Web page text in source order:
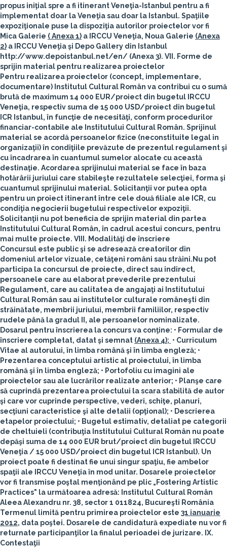
propus iniţial spre a fi itinerant Veneţia-Istanbul pentru a fi
implementat doar la Veneţia sau doar la Istanbul. Spaţiile
expoziţionale puse la dispoziţia autorilor proiectelor vor fi
Mica Galerie ( Anexa 1) a IRCCU Veneţia, Noua Galerie (Anexa
2) a IRCCU Veneţia şi Depo Gallery din Istanbul
http://www.depoistanbul.net/en/ (Anexa 3). VII. Forme de
sprijin material pentru realizarea proiectelor
Pentru realizarea proiectelor (concept, implementare,
documentare) Institutul Cultural Român va contribui cu o sumă
brută de maximum 14 000 EUR/proiect din bugetul IRCCU
Veneţia, respectiv suma de 15 000 USD/proiect din bugetul
ICR Istanbul, în funcţie de necesităţi, conform procedurilor
financiar-contabile ale Institutului Cultural Român. Sprijinul
material se acordă persoanelor fizice (neconstituite legal in
organizaţii) în condiţiile prevăzute de prezentul regulament şi
cu încadrarea în cuantumul sumelor alocate cu această
destinaţie. Acordarea sprijinului material se face în baza
hotărârii juriului care stabileşte rezultatele selecţiei, forma şi
cuantumul sprijinului material. Solicitanţii vor putea opta
pentru un proiect itinerant între cele două filiale ale ICR, cu
condiţia negocierii bugetului respectivelor expoziţii.
Solicitanţii nu pot beneficia de sprijin material din partea
Institutului Cultural Român, în cadrul acestui concurs, pentru
mai multe proiecte. VIII. Modalităţi de înscriere
Concursul este public şi se adresează creatorilor din
domeniul artelor vizuale, cetăţeni români sau străini.Nu pot
participa la concursul de proiecte, direct sau indirect,
persoanele care au elaborat prevederile prezentului
Regulament, care au calitatea de angajaţi ai Institutului
Cultural Român sau ai institutelor culturale româneşti din
străinătate, membrii juriului, membrii familiilor, respectiv
rudele până la gradul II, ale persoanelor nominalizate.
Dosarul pentru înscrierea la concurs va conţine: • Formular de
înscriere completat, datat şi semnat (Anexa 4); • Curriculum
Vitae al autorului, în limba română şi în limba engleză; •
Prezentarea conceptului artistic al proiectului, în limba
română şi în limba engleză; • Portofoliu cu imagini ale
proiectelor sau ale lucrărilor realizate anterior; • Planşe care
să cuprindă prezentarea proiectului la scara stabilită de autor
şi care vor cuprinde perspective, vederi, schiţe, planuri,
secţiuni caracteristice şi alte detalii (opţional); • Descrierea
etapelor proiectului; • Bugetul estimativ, detaliat pe categorii
de cheltuieli (contribuţia Institutului Cultural Român nu poate
depăşi suma de 14 000 EUR brut/proiect din bugetul IRCCU
Veneţia / 15 000 USD/proiect din bugetul ICR Istanbul). Un
proiect poate fi destinat fie unui singur spaţiu, fie ambelor
spaţii ale IRCCU Veneţia în mod unitar. Dosarele proiectelor
vor fi transmise poştal menţionând pe plic „Fostering Artistic
Practices" la următoarea adresă: Institutul Cultural Român
Aleea Alexandru nr. 38, sector 1 011824, Bucureşti România
Termenul limită pentru primirea proiectelor este 31 ianuarie
2012, data poştei. Dosarele de candidatură expediate nu vor fi
returnate participanţilor la finalul perioadei de jurizare. IX.
Contestaţii